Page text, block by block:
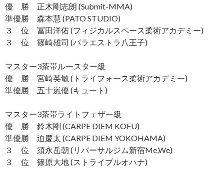
優 勝 正木剛志朗 (Submit-MMA)
準優勝 森本慧 (PATO STUDIO)
３ 位 冨田洋佑 (フィジカルスペース柔術アカデミー)
３ 位 篠崎雄司 (パラエストラ八王子)
マスター3茶帯ルースター級
優 勝 宮崎英敏 (トライフォース柔術アカデミー)
準優勝 五十嵐優 (キュート)
マスター3茶帯ライトフェザー級
優 勝 鈴木剛 (CARPE DIEM KOFU)
準優勝 迫慶太 (CARPE DIEM YOKOHAMA)
３ 位 須永岳朝 (リバーサルジム新宿Me,We)
３ 位 篠原大地 (ストライプルオハナ)